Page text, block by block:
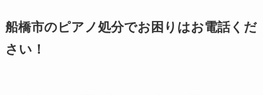
船橋市のピアノ処分でお困りはお電話くだ
さい！